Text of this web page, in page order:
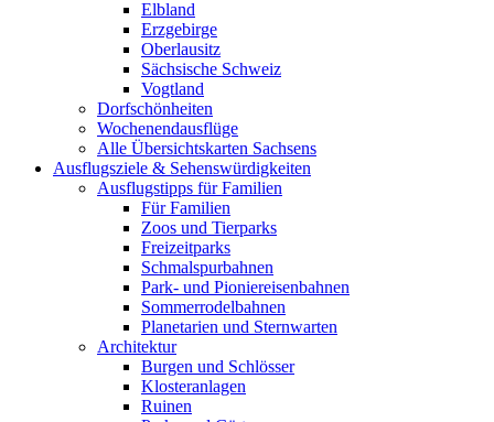
Elbland
Erzgebirge
Oberlausitz
Sächsische Schweiz
Vogtland
Dorfschönheiten
Wochenendausflüge
Alle Übersichtskarten Sachsens
Ausflugsziele & Sehenswürdigkeiten
Ausflugstipps für Familien
Für Familien
Zoos und Tierparks
Freizeitparks
Schmalspurbahnen
Park- und Pioniereisenbahnen
Sommerrodelbahnen
Planetarien und Sternwarten
Architektur
Burgen und Schlösser
Klosteranlagen
Ruinen